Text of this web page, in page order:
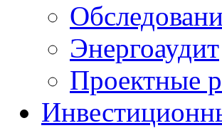
Энергоаудит
Проектные